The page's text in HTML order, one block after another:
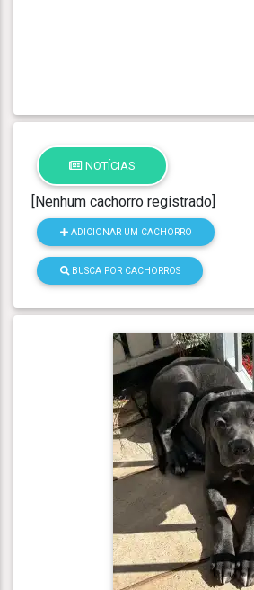
NOTÍCIAS
[Nenhum cachorro registrado]
ADICIONAR UM CACHORRO
BUSCA POR CACHORROS